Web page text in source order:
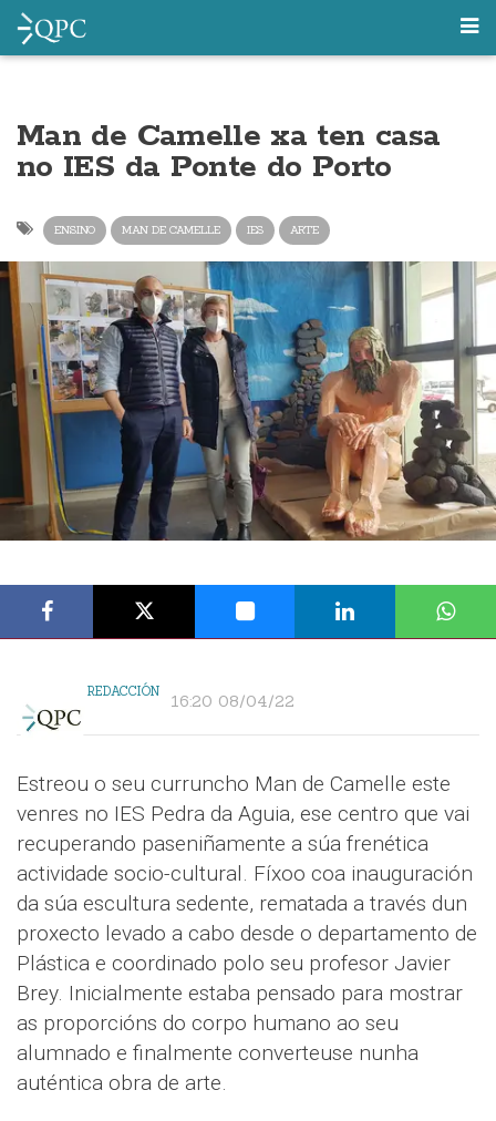
Man de Camelle xa ten casa
no IES da Ponte do Porto
ENSINO MAN DE CAMELLE IES ARTE
REDACCIÓN 16:20 08/04/22
Estreou o seu curruncho Man de Camelle este
venres no IES Pedra da Aguia, ese centro que vai
recuperando paseniñamente a súa frenética
actividade socio-cultural. Fíxoo coa inauguración
da súa escultura sedente, rematada a través dun
proxecto levado a cabo desde o departamento de
Plástica e coordinado polo seu profesor Javier
Brey. Inicialmente estaba pensado para mostrar
as proporcións do corpo humano ao seu
alumnado e finalmente converteuse nunha
auténtica obra de arte.